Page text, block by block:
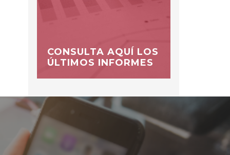
CONSULTA AQUÍ LOS
ÚLTIMOS INFORMES